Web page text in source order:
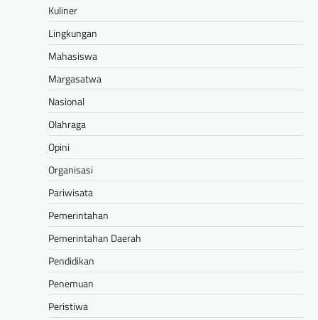
Kuliner
Lingkungan
Mahasiswa
Margasatwa
Nasional
Olahraga
Opini
Organisasi
Pariwisata
Pemerintahan
Pemerintahan Daerah
Pendidikan
Penemuan
Peristiwa